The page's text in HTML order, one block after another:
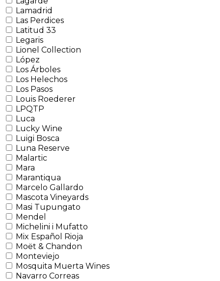
Lamadrid
Las Perdices
Latitud 33
Legaris
Lionel Collection
López
Los Árboles
Los Helechos
Los Pasos
Louis Roederer
LPQTP
Luca
Lucky Wine
Luigi Bosca
Luna Reserve
Malartic
Mara
Marantiqua
Marcelo Gallardo
Mascota Vineyards
Masi Tupungato
Mendel
Michelini i Mufatto
Mix Español Rioja
Moët & Chandon
Monteviejo
Mosquita Muerta Wines
Navarro Correas